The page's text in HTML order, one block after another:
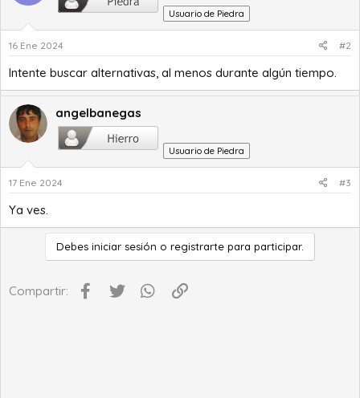
Usuario de Piedra
16 Ene 2024 #2
Intente buscar alternativas, al menos durante algún tiempo.
angelbanegas
Usuario de Piedra
17 Ene 2024 #3
Ya ves.
Debes iniciar sesión o registrarte para participar.
Compartir: Facebook
Twitter WhatsApp